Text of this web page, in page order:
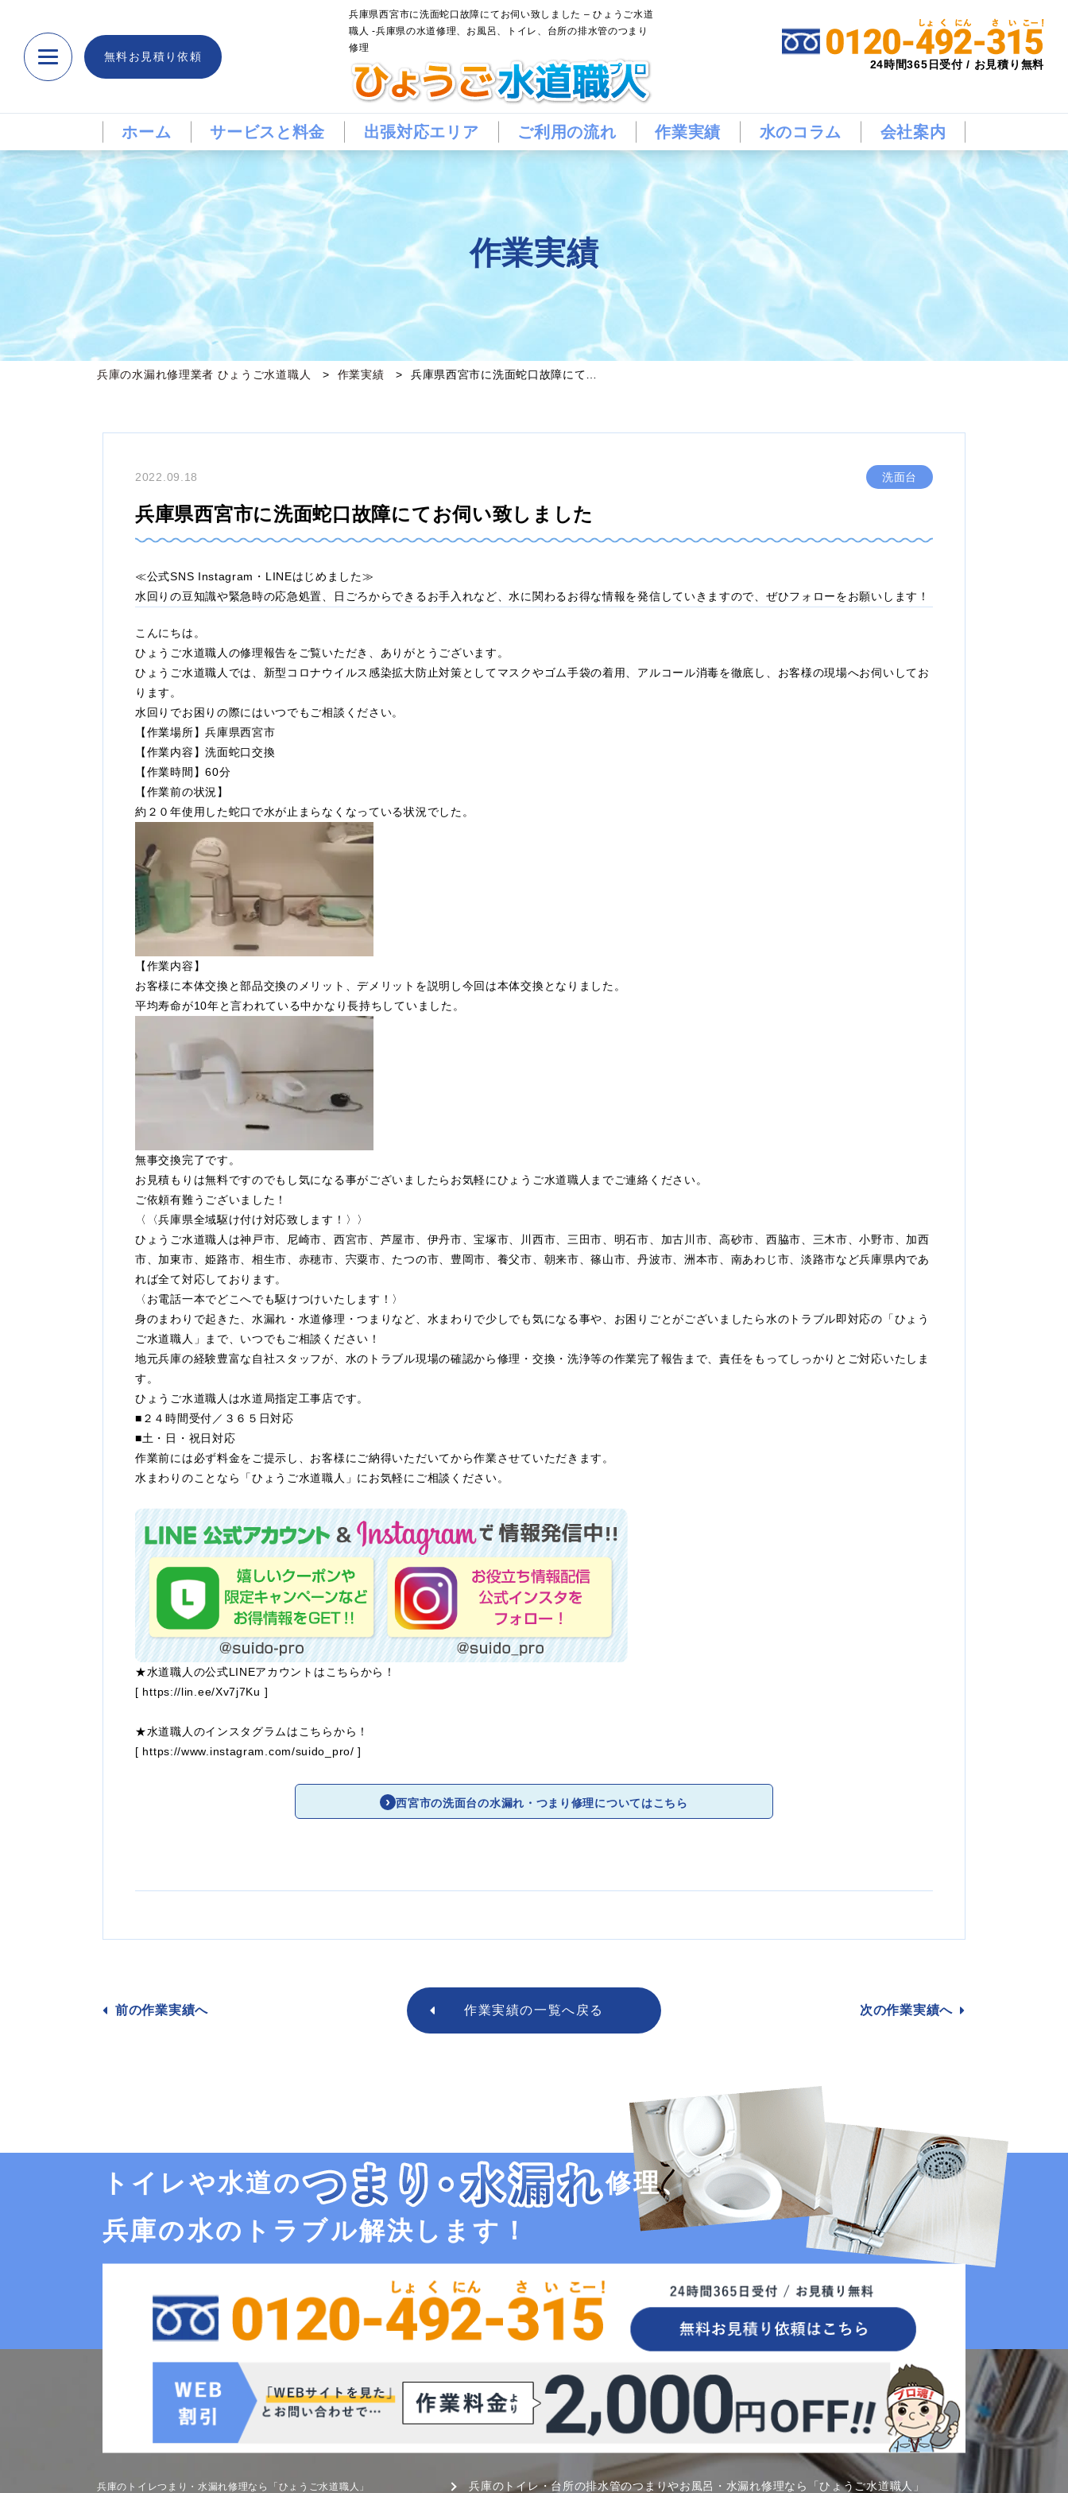
無料お見積り依頼
兵庫県西宮市に洗面蛇口故障にてお伺い致しました – ひょうご水道
職人 -兵庫県の水道修理、お風呂、トイレ、台所の排水管のつまり
修理
24時間365日受付 / お見積り無料
ホーム サービスと料金 出張対応エリア ご利用の流れ 作業実績 水のコラム 会社案内
作業実績
兵庫の水漏れ修理業者 ひょうご水道職人 作業実績 兵庫県西宮市に洗面蛇口故障にて…
2022.09.18 洗面台
兵庫県西宮市に洗面蛇口故障にてお伺い致しました
≪公式SNS Instagram・LINEはじめました≫
水回りの豆知識や緊急時の応急処置、日ごろからできるお手入れなど、水に関わるお得な情報を発信していきますので、ぜひフォローをお願いします！
こんにちは。
ひょうご水道職人の修理報告をご覧いただき、ありがとうございます。
ひょうご水道職人では、新型コロナウイルス感染拡大防止対策としてマスクやゴム手袋の着用、アルコール消毒を徹底し、お客様の現場へお伺いしてお
ります。
水回りでお困りの際にはいつでもご相談ください。
【作業場所】兵庫県西宮市
【作業内容】洗面蛇口交換
【作業時間】60分
【作業前の状況】
約２０年使用した蛇口で水が止まらなくなっている状況でした。
【作業内容】
お客様に本体交換と部品交換のメリット、デメリットを説明し今回は本体交換となりました。
平均寿命が10年と言われている中かなり長持ちしていました。
無事交換完了です。
お見積もりは無料ですのでもし気になる事がございましたらお気軽にひょうご水道職人までご連絡ください。
ご依頼有難うございました！
〈〈兵庫県全域駆け付け対応致します！〉〉
ひょうご水道職人は神戸市、尼崎市、西宮市、芦屋市、伊丹市、宝塚市、川西市、三田市、明石市、加古川市、高砂市、西脇市、三木市、小野市、加西
市、加東市、姫路市、相生市、赤穂市、宍粟市、たつの市、豊岡市、養父市、朝来市、篠山市、丹波市、洲本市、南あわじ市、淡路市など兵庫県内であ
れば全て対応しております。
〈お電話一本でどこへでも駆けつけいたします！〉
身のまわりで起きた、水漏れ・水道修理・つまりなど、水まわりで少しでも気になる事や、お困りごとがございましたら水のトラブル即対応の「ひょう
ご水道職人」まで、いつでもご相談ください！
地元兵庫の経験豊富な自社スタッフが、水のトラブル現場の確認から修理・交換・洗浄等の作業完了報告まで、責任をもってしっかりとご対応いたしま
す。
ひょうご水道職人は水道局指定工事店です。
■２４時間受付／３６５日対応
■土・日・祝日対応
作業前には必ず料金をご提示し、お客様にご納得いただいてから作業させていただきます。
水まわりのことなら「ひょうご水道職人」にお気軽にご相談ください。
★水道職人の公式LINEアカウントはこちらから！
[ https://lin.ee/Xv7j7Ku ]
★水道職人のインスタグラムはこちらから！
[ https://www.instagram.com/suido_pro/ ]
西宮市の洗面台の水漏れ・つまり修理についてはこちら
前の作業実績へ 作業実績の一覧へ戻る 次の作業実績へ
トイレや水道の
修理、
兵庫の水のトラブル解決します！
兵庫のトイレつまり・水漏れ修理なら「ひょうご水道職人」 兵庫のトイレ・台所の排水管のつまりやお風呂・水漏れ修理なら「ひょうご水道職人」